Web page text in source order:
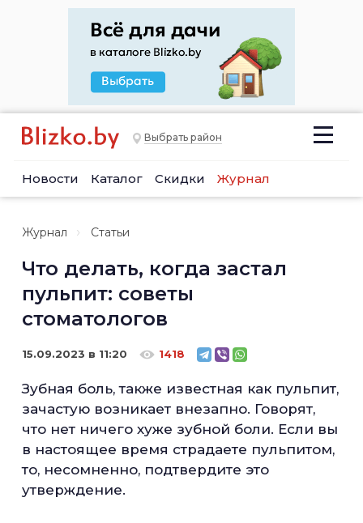
Выбрать район
Новости Каталог Скидки Журнал
Журнал Статьи
Что делать, когда застал
пульпит: советы
стоматологов
15.09.2023 в 11:20 1418
Зубная боль, также известная как пульпит,
зачастую возникает внезапно. Говорят,
что нет ничего хуже зубной боли. Если вы
в настоящее время страдаете пульпитом,
то, несомненно, подтвердите это
утверждение.